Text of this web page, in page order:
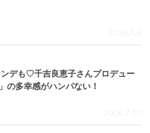
2026.7.8
デも♡千吉良恵子さんプロデュー
の多幸感がハンパない！
2026.7.10